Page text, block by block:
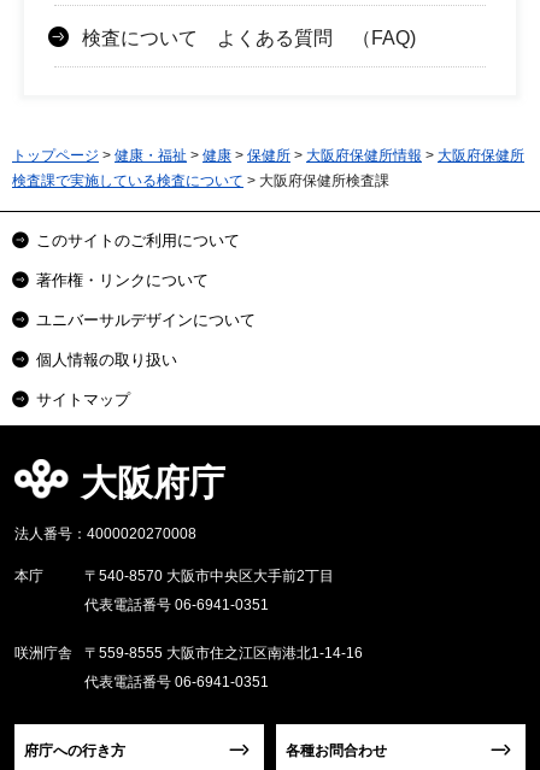
検査について よくある質問 （FAQ)
トップページ > 健康・福祉 > 健康 > 保健所 > 大阪府保健所情報 > 大阪府保健所
検査課で実施している検査について > 大阪府保健所検査課
このサイトのご利用について
著作権・リンクについて
ユニバーサルデザインについて
個人情報の取り扱い
サイトマップ
大阪府庁
法人番号：4000020270008
本庁
〒540-8570 大阪市中央区大手前2丁目
代表電話番号 06-6941-0351
咲洲庁舎
〒559-8555 大阪市住之江区南港北1-14-16
代表電話番号 06-6941-0351
府庁への行き方 各種お問合わせ